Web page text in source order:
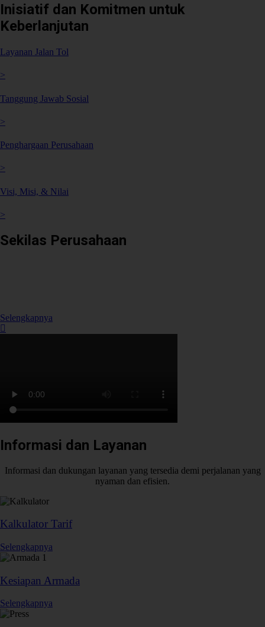
Inisiatif dan Komitmen untuk
Keberlanjutan
Layanan Jalan Tol
>
Tanggung Jawab Sosial
>
Penghargaan Perusahaan
>
Visi, Misi, & Nilai
>
Sekilas Perusahaan
Selengkapnya
Informasi dan Layanan
Informasi dan dukungan layanan yang tersedia demi perjalanan yang
nyaman dan efisien.
Kalkulator Tarif
Selengkapnya
Kesiapan Armada
Selengkapnya